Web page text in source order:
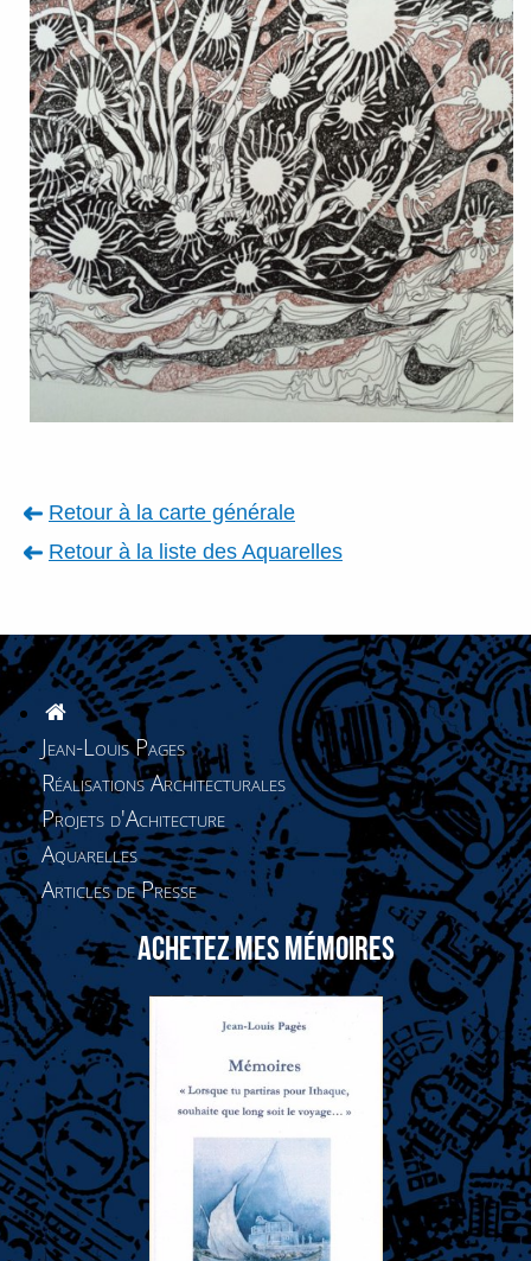
Retour à la carte générale
Retour à la liste desAquarelles
Jean-Louis Pages
Réalisations Architecturales
Projets d'Achitecture
Aquarelles
Articles de Presse
ACHETEZ MES MÉMOIRES